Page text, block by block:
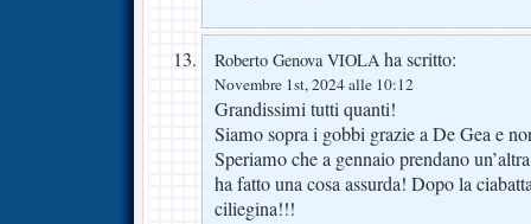
Roberto Genova VIOLA ha scritto:
Novembre 1st, 2024 alle 10:12
Grandissimi tutti quanti!
Siamo sopra i gobbi grazie a De Gea e
Speriamo che a gennaio prendano
ha fatto una cosa assurda! Dopo la
ciliegina!!!